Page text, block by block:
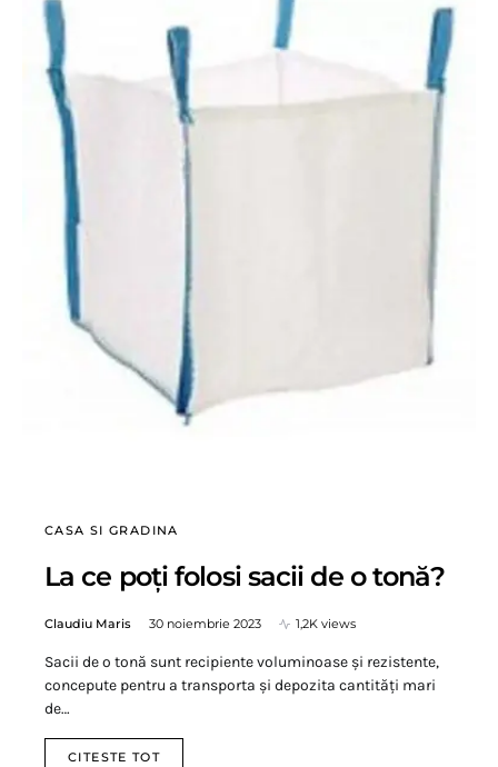
CASA SI GRADINA
La ce poți folosi sacii de o tonă?
Claudiu Maris 30 noiembrie 2023 1,2K views
Sacii de o tonă sunt recipiente voluminoase și rezistente,
concepute pentru a transporta și depozita cantități mari
de…
CITESTE TOT